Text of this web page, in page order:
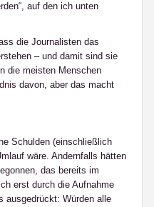
, auf den ich unten
die Journalisten das
– und damit sind sie
die meisten Menschen
davon, aber das macht
Schulden (einschließlich
wäre. Andernfalls hätten
das bereits im
erst durch die Aufnahme
ausgedrückt: Würden alle